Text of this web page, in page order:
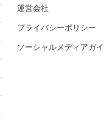
運営会社
プライバシーポリシー
ソーシャルメディアガ